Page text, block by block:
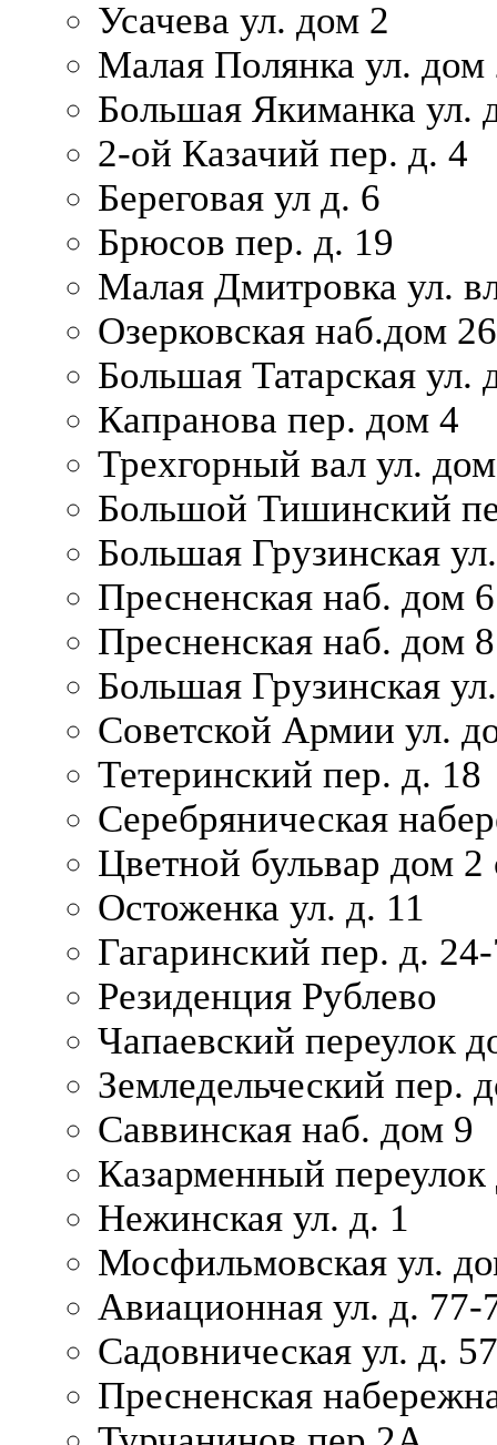
Усачева ул. дом 2
Малая Полянка ул. дом
Большая Якиманка ул.
2-ой Казачий пер. д. 4
Береговая ул д. 6
Брюсов пер. д. 19
Малая Дмитровка ул.
Озерковская наб.дом 26
Большая Татарская ул.
Капранова пер. дом 4
Трехгорный вал ул.
Большой Тишинский
Большая Грузинская
Пресненская наб. дом
Пресненская наб. дом 8
Большая Грузинская
Советской Армии ул.
Тетеринский пер. д. 18
Серебряническая
Цветной бульвар дом 2
Остоженка ул. д. 11
Гагаринский пер. д.
Резиденция Рублево
Чапаевский переулок
Земледельческий пер.
Саввинская наб. дом 9
Казарменный переулок
Нежинская ул. д. 1
Мосфильмовская ул.
Авиационная ул. д. 77-
Садовническая ул. д.
Пресненская